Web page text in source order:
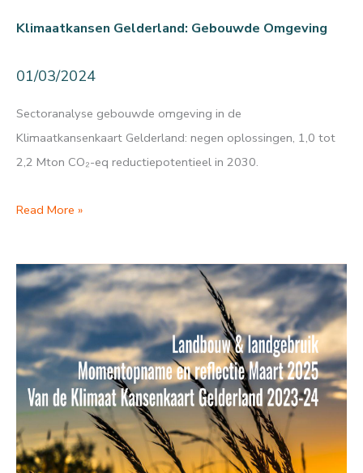
Klimaatkansen Gelderland: Gebouwde Omgeving
01/03/2024
Sectoranalyse gebouwde omgeving in de
Klimaatkansenkaart Gelderland: negen oplossingen, 1,0 tot
2,2 Mton CO₂-eq reductiepotentieel in 2030.
Klimaatkansen
omgeving
Read More »